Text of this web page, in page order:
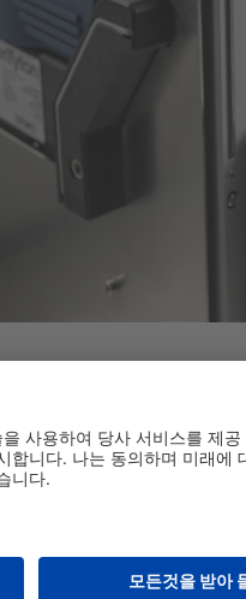
로 Jaw 크기와 번들링 속
장력 조절, 절단이 가능합
50mm, 80mm,
생하지 않는 지속가능한 제
서 간편한 확인이 가능합